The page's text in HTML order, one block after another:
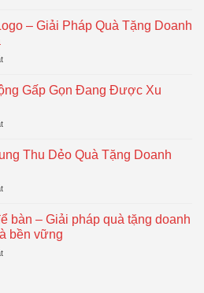
Nhiệt
–
Tặng
Hiện
Thiết
– Giải Pháp Quà Tặng Doanh
ở
Tay
In
–
Quà
Doanh
Nghiệp
Quả
Gấp Gọn Đang Được Xu
ở
Tay
Động
Gọn
Đang
Xu
Thu Dẻo Quà Tặng Doanh
ở
Mẫu
Bánh
Trung
Thu
bàn – Giải pháp quà tặng doanh
bền vững
ở